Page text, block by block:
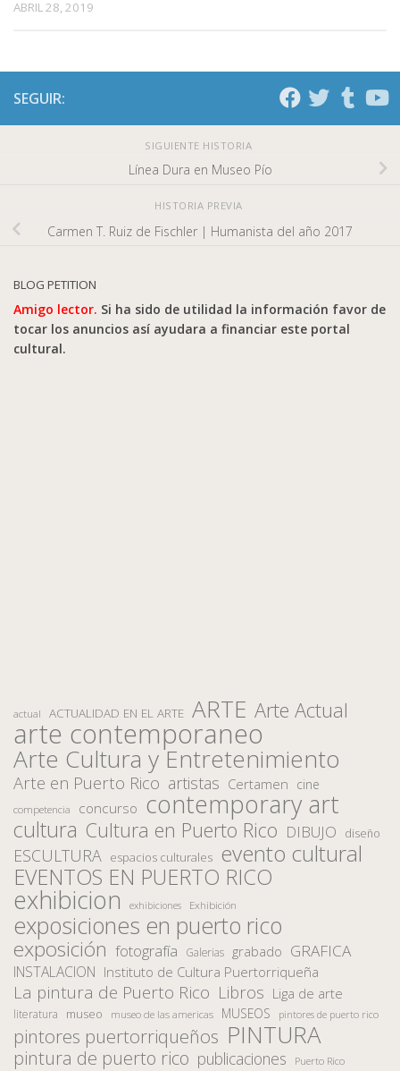
ABRIL 28, 2019
SEGUIR:
SIGUIENTE HISTORIA
Línea Dura en Museo Pío
HISTORIA PREVIA
Carmen T. Ruiz de Fischler | Humanista del año 2017
BLOG PETITION
Amigo lector. Si ha sido de utilidad la información favor de
tocar los anuncios así ayudara a financiar este portal
cultural.
actual ACTUALIDAD EN EL ARTE ARTE Arte Actual
arte contemporaneo
Arte Cultura y Entretenimiento
Arte en Puerto Rico artistas Certamen cine
competencia concurso contemporary art
cultura Cultura en Puerto Rico DIBUJO diseño
ESCULTURA espacios culturales evento cultural
EVENTOS EN PUERTO RICO
exhibicion exhibiciones Exhibición
exposiciones en puerto rico
exposición fotografía Galerias grabado GRAFICA
INSTALACION Instituto de Cultura Puertorriqueña
La pintura de Puerto Rico Libros Liga de arte
literatura museo museo de las americas MUSEOS pintores de puerto rico
pintores puertorriqueños PINTURA
pintura de puerto rico publicaciones Puerto Rico